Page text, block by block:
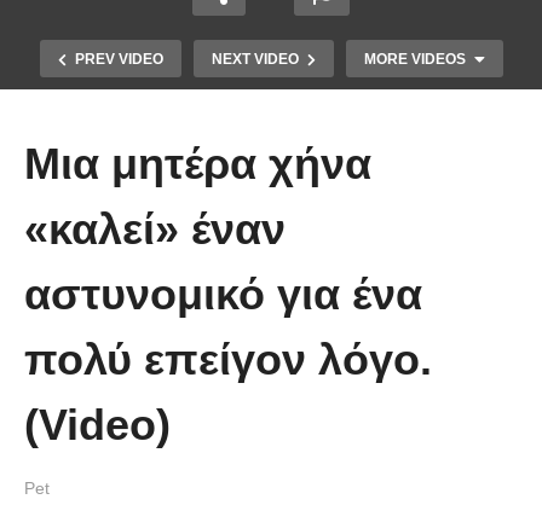
PREV VIDEO NEXT VIDEO MORE VIDEOS
στον κόσμο!! (Video)
Μια μητέρα χήνα
«καλεί» έναν
αστυνομικό για ένα
πολύ επείγον λόγο.
(Video)
Pet